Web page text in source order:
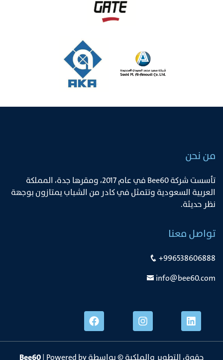
من نحن
ﺗﺄﺳﺴﺖ ﺷﺮﻛﺔ Bee60 ﻓﻲ ﻋﺎم 2017، وﻣﻘﺮﻫﺎ ﺟﺪة، اﻟﻤﻤﻠﻜﺔ
اﻟﻌﺮﺑﻴﺔ اﻟﺴﻌﻮدﻳﺔ وﺗﺘﻤﺜﻞ ﻓﻲ ﻛﺎدر ﻣﻦ اﻟﺸﺒﺎب ﻳﻤﺘﺎزون ﺑﻮﺟﻬﺔ
ﻧﻈﺮ ﺣﺪﻳﺜﺔ.
تواصل معنا
+996538606888
info@bee60.com
حقوق التطوير والملكية © بواسطة Bee60| Powered by